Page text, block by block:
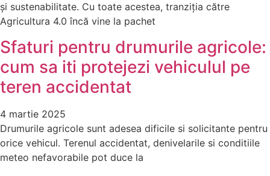
și sustenabilitate. Cu toate acestea, tranziția către
Agricultura 4.0 încă vine la pachet
Sfaturi pentru drumurile agricole:
cum sa iti protejezi vehiculul pe
teren accidentat
4 martie 2025
Drumurile agricole sunt adesea dificile si solicitante pentru
orice vehicul. Terenul accidentat, denivelarile si conditiile
meteo nefavorabile pot duce la